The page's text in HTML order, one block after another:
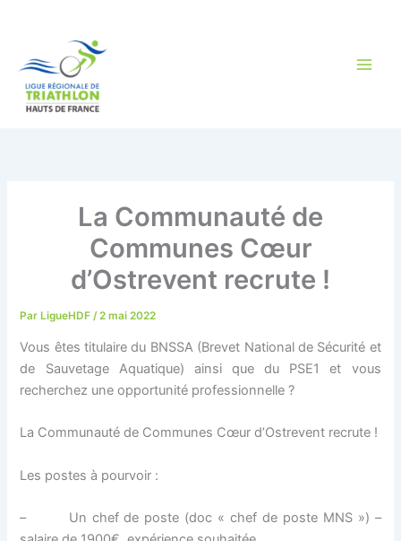
La Communauté de
Communes Cœur
d’Ostrevent recrute !
ParLigueHDF /2 mai 2022
Vous êtes titulaire du BNSSA (Brevet National de Sécurité et
de Sauvetage Aquatique) ainsi que du PSE1 et vous
recherchez une opportunité professionnelle ?
La Communauté de Communes Cœur d’Ostrevent recrute !
Les postes à pourvoir :
– Un chef de poste (doc « chef de poste MNS ») –